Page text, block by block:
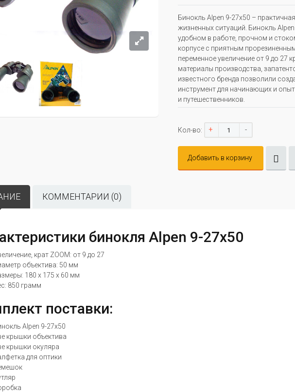
Бинокль Alpen 9-27x50 –
жизненных ситуаций. Бинокль
удобном в работе, прочном и
корпусе с приятным
переменное увеличение от 9 до 27
материалы производства,
известного бренда позволили
инструмент для начинающих и
и путешественников.
Кол-во: + -
Добавить в корзину
КОММЕНТАРИИ (0)
бинокля Alpen 9-27x50
крат ZOOM: от 9 до 27
объектива: 50 мм
180 x 175 x 60 мм
850 грамм
поставки:
Alpen 9-27x50
крышки объектива
крышки окуляра
для оптики